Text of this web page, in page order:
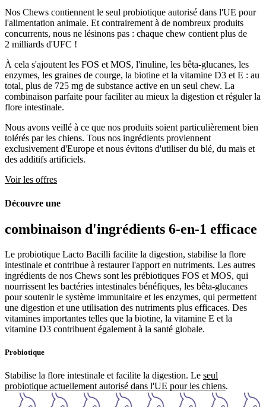
Nos Chews contiennent le seul probiotique autorisé dans l'UE pour
l'alimentation animale. Et contrairement à de nombreux produits
concurrents, nous ne lésinons pas : chaque chew contient plus de
2 milliards d'UFC !
À cela s'ajoutent les FOS et MOS, l'inuline, les bêta-glucanes, les
enzymes, les graines de courge, la biotine et la vitamine D3 et E : au
total, plus de 725 mg de substance active en un seul chew. La
combinaison parfaite pour faciliter au mieux la digestion et réguler la
flore intestinale.
Nous avons veillé à ce que nos produits soient particulièrement bien
tolérés par les chiens. Tous nos ingrédients proviennent
exclusivement d'Europe et nous évitons d'utiliser du blé, du maïs et
des additifs artificiels.
Voir les offres
Découvre une
combinaison d'ingrédients 6-en-1 efficace
Le probiotique Lacto Bacilli facilite la digestion, stabilise la flore
intestinale et contribue à restaurer l'apport en nutriments. Les autres
ingrédients de nos Chews sont les prébiotiques FOS et MOS, qui
nourrissent les bactéries intestinales bénéfiques, les bêta-glucanes
pour soutenir le système immunitaire et les enzymes, qui permettent
une digestion et une utilisation des nutriments plus efficaces. Des
vitamines importantes telles que la biotine, la vitamine E et la
vitamine D3 contribuent également à la santé globale.
Probiotique
Stabilise la flore intestinale et facilite la digestion. Le seul
probiotique actuellement autorisé dans l'UE pour les chiens.